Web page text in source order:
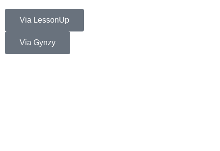
Via LessonUp
Via Gynzy